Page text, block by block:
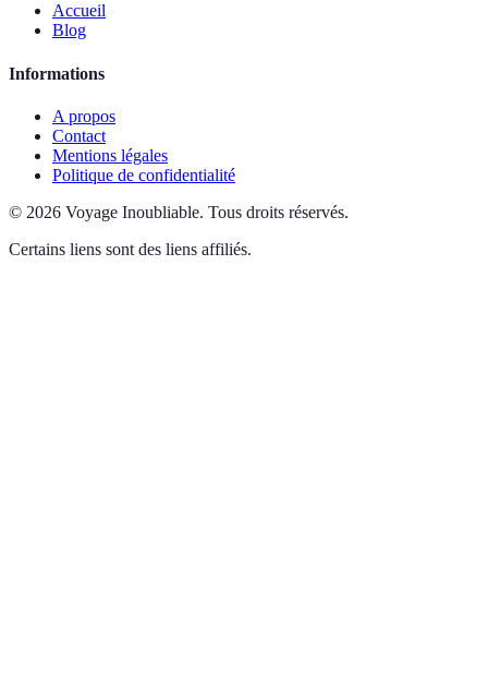
Accueil
Blog
Informations
A propos
Contact
Mentions légales
Politique de confidentialité
© 2026 Voyage Inoubliable. Tous droits réservés.
Certains liens sont des liens affiliés.